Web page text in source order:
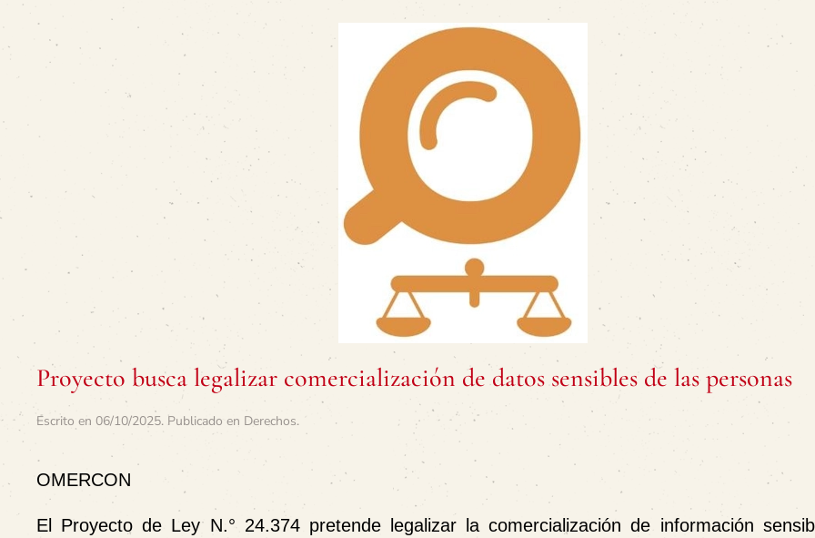
Proyecto busca legalizar comercialización de datos sensibles de las personas
Escrito en 06/10/2025. Publicado en Derechos.
OMERCON
El Proyecto de Ley N.° 24.374 pretende legalizar la comercialización de información